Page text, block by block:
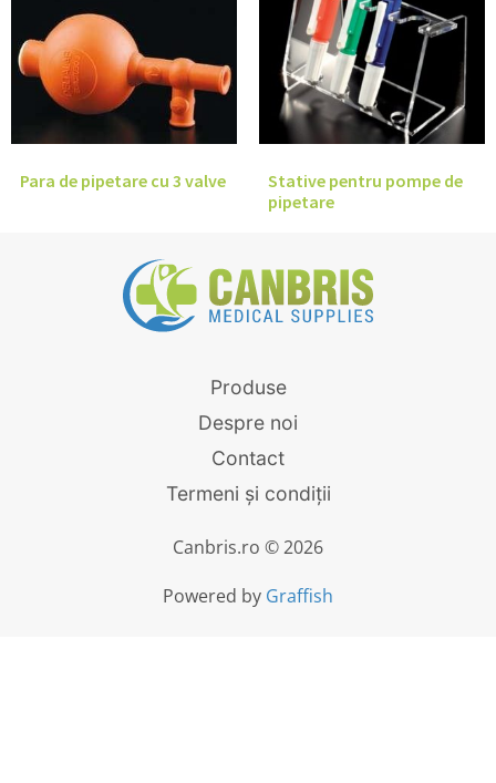
Para de pipetare cu 3 valve
Stative pentru pompe de
pipetare
Produse
Despre noi
Contact
Termeni și condiții
Canbris.ro © 2026
Powered by Graffish